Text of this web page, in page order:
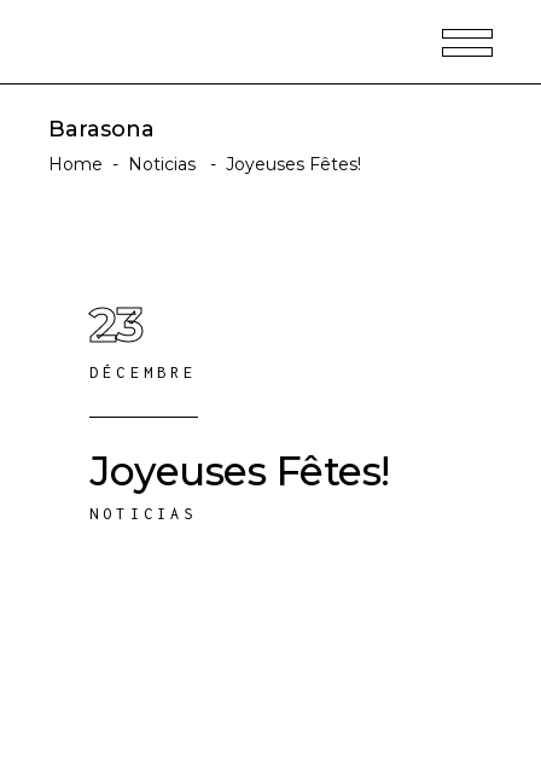
Barasona
Home - Noticias - Joyeuses Fêtes!
23
DÉCEMBRE
Joyeuses Fêtes!
NOTICIAS